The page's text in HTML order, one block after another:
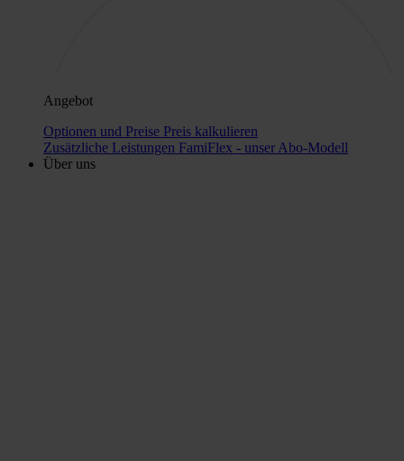
Angebot
Optionen und Preise Preis kalkulieren
Zusätzliche Leistungen FamiFlex - unser Abo-Modell
Über uns